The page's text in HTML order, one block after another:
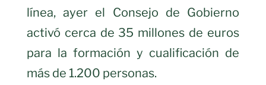
línea, ayer el Consejo de Gobierno
activó cerca de 35 millones de euros
para la formación y cualificación de
más de 1.200 personas.